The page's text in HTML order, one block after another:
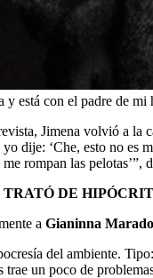
y está con el padre de
Jimena volvió a la
yo dije: ‘Che, esto no es
rompan las
DE
a Gianinna
del ambiente.
trae un poco de